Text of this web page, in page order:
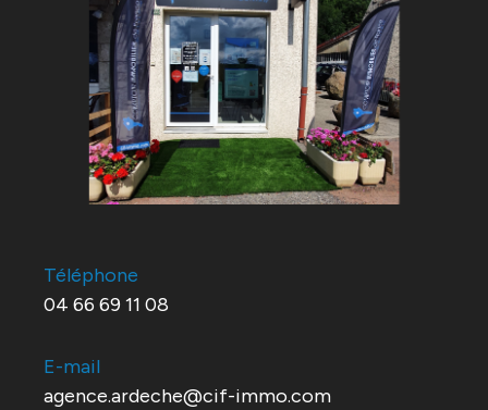
Téléphone
04 66 69 11 08
E-mail
agence.ardeche@cif-immo.com